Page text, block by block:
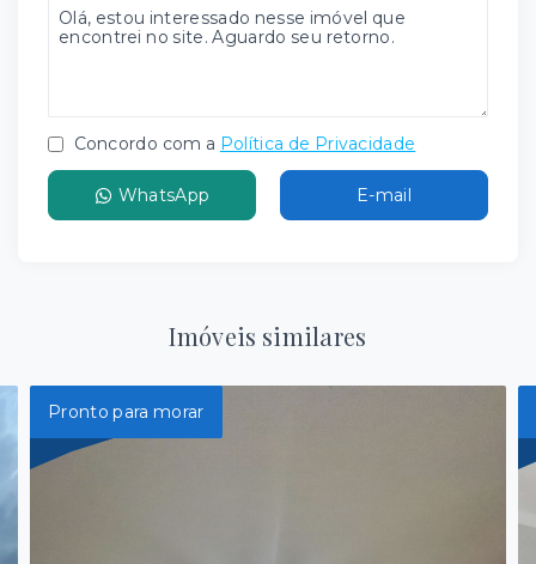
Concordo com a Política de Privacidade
WhatsApp E-mail
Imóveis similares
Pronto para morar